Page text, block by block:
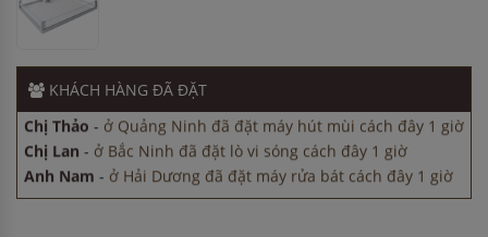
KHÁCH HÀNG ĐÃ ĐẶT
Anh Hùng
Anh Hùng
ở Cần Thơ đã mua chậu vòi rửa bát cách đây 15
phút
Chị Thảo - ở Quảng Ninh đã đặt máy hút mùi cách đây 1 giờ
Chị Lan - ở Bắc Ninh đã đặt lò vi sóng cách đây 1 giờ
Anh Nam - ở Hải Dương đã đặt máy rửa bát cách đây 1 giờ
Anh Hùng-ở TP. Hồ Chí Minh đã mua chậu vòi rửa bát